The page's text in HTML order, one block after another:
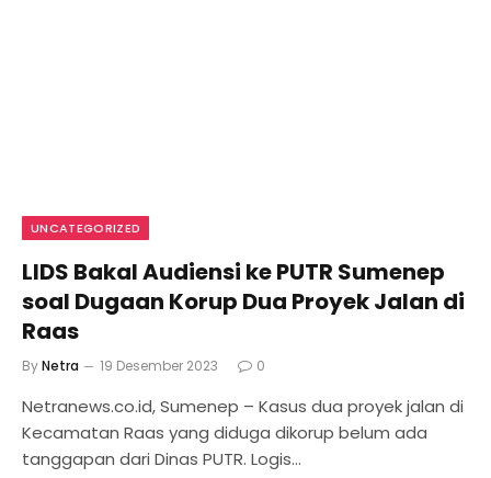
UNCATEGORIZED
LIDS Bakal Audiensi ke PUTR Sumenep
soal Dugaan Korup Dua Proyek Jalan di
Raas
ByNetra 19 Desember 2023 0
Netranews.co.id, Sumenep – Kasus dua proyek jalan di
Kecamatan Raas yang diduga dikorup belum ada
tanggapan dari Dinas PUTR. Logis…